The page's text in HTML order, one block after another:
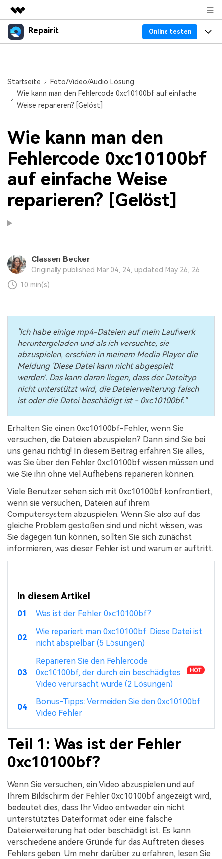
Top-Produkte
Lösungen
Über uns
Presseraum
Shop
Support
Repairit Online testen
Desktop
Online
Funktionen
Desktop
Warum Repairit
Experte für Datenreparatur
Ressourcen
Dateiprobleme lösen
Computerprobleme lösen
Geräteprobleme lösen
Mehr Lösungen
Preis
Repairit Toolkit
Für die professionelle, KI-gestützte Reparatur
Repairit für Email
Für die nahtlose Reparatur von PST- und OST-
Dateien sowie verlorenen Outlook-E-Mails.
Startseite
Foto/Video/Audio Lösung
Wie kann man den Fehlercode 0xc10100bf auf einfache
Weise reparieren? [Gelöst]
Wie kann man den
Fehlercode 0xc10100bf
auf einfache Weise
reparieren? [Gelöst]
Classen Becker
Originally published Mar 04, 24, updated May 26, 26
10 min(s)
"Ich habe einige mp4-Dateien auf mein Laufwerk
heruntergeladen und als ich versuchte, sie
abzuspielen, erschien in meinem Media Player die
Meldung 'Diese Datei kann nicht abgespielt
werden'. Das kann daran liegen, dass der Dateityp
nicht unterstützt wird, die Dateierweiterung falsch
ist oder die Datei beschädigt ist - 0xc10100bf."
Erhalten Sie einen 0xc10100bf-Fehler, wenn Sie
versuchen, die Dateien abzuspielen? Dann sind Sie bei
uns genau richtig! In diesem Beitrag erfahren Sie alles,
was Sie über den Fehler 0xc10100bf wissen müssen und
wie Sie ihn ohne viel Aufhebens reparieren können.
Viele Benutzer sehen sich mit 0xc10100bf konfrontiert,
wenn sie versuchen, Dateien auf ihrem
Computersystem abzuspielen. Wenn Sie also auf das
gleiche Problem gestoßen sind und nicht wissen, was
Sie dagegen tun können, sollten Sie sich zunächst
informieren, was dieser Fehler ist und warum er auftritt.
In diesem Artikel
01 Was ist der Fehler 0xc10100bf?
02
Wie repariert man 0xc10100bf: Diese Datei ist
nicht abspielbar (5 Lösungen)
03
Reparieren Sie den Fehlercode
0xc10100bf, der durch ein beschädigtes
Video verursacht wurde (2 Lösungen)
04
Bonus-Tipps: Vermeiden Sie den 0xc10100bf
Video Fehler
Teil 1: Was ist der Fehler
0xc10100bf?
Wenn Sie versuchen, ein Video abzuspielen und auf
Ihrem Bildschirm der Fehler 0xc10100bf angezeigt wird,
bedeutet dies, dass Ihr Video entweder ein nicht
unterstütztes Dateiformat oder eine falsche
Dateierweiterung hat oder beschädigt ist. Es kann
verschiedene andere Gründe für das Auftreten dieses
Fehlers geben. Um mehr darüber zu erfahren, lesen Sie